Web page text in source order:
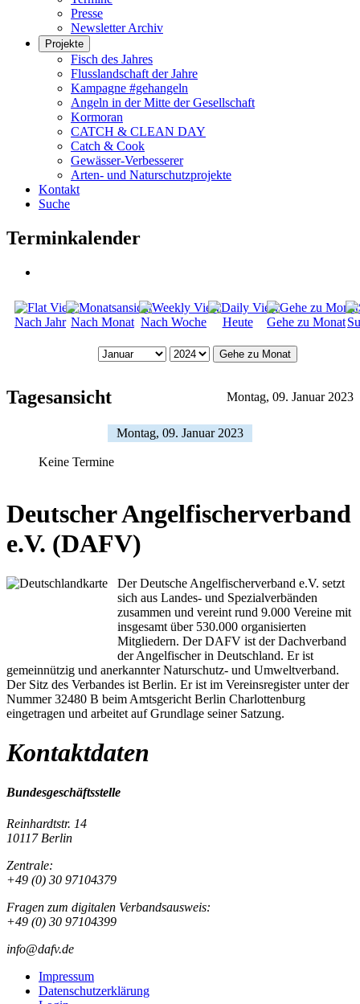
Presse
Newsletter Archiv
Projekte
Fisch des Jahres
Flusslandschaft der Jahre
Kampagne #gehangeln
Angeln in der Mitte der Gesellschaft
Kormoran
CATCH & CLEAN DAY
Catch & Cook
Gewässer-Verbesserer
Arten- und Naturschutzprojekte
Kontakt
Suche
Terminkalender
Nach Jahr Nach Monat Nach Woche Heute Gehe zu Monat
Gehe zu Monat
Tagesansicht Montag, 09. Januar 2023
Montag, 09. Januar 2023
Keine Termine
Deutscher Angelfischerverband
e.V. (DAFV)
Der Deutsche Angelfischerverband e.V. setzt
sich aus Landes- und Spezialverbänden
zusammen und vereint rund 9.000 Vereine mit
insgesamt über 530.000 organisierten
Mitgliedern. Der DAFV ist der Dachverband
der Angelfischer in Deutschland. Er ist
gemeinnützig und anerkannter Naturschutz- und Umweltverband.
Der Sitz des Verbandes ist Berlin. Er ist im Vereinsregister unter der
Nummer 32480 B beim Amtsgericht Berlin Charlottenburg
eingetragen und arbeitet auf Grundlage seiner Satzung.
Kontaktdaten
Bundesgeschäftsstelle
Reinhardtstr. 14
10117 Berlin
Zentrale:
+49 (0) 30 97104379
Fragen zum digitalen Verbandsausweis:
+49 (0) 30 97104399
info@dafv.de
Impressum
Datenschutzerklärung